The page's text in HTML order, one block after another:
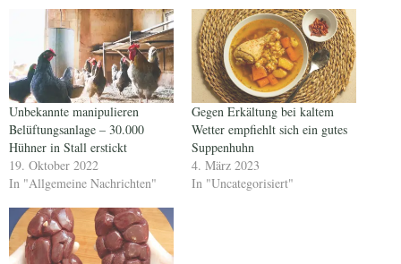
Unbekannte manipulieren
Belüftungsanlage – 30.000
Hühner in Stall erstickt
19. Oktober 2022
In "Allgemeine Nachrichten"
Gegen Erkältung bei kaltem
Wetter empfiehlt sich ein gutes
Suppenhuhn
4. März 2023
In "Uncategorisiert"